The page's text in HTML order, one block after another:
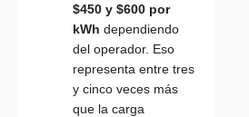
$450 y $600 por
kWh dependiendo
del operador. Eso
representa entre tres
y cinco veces más
que la carga